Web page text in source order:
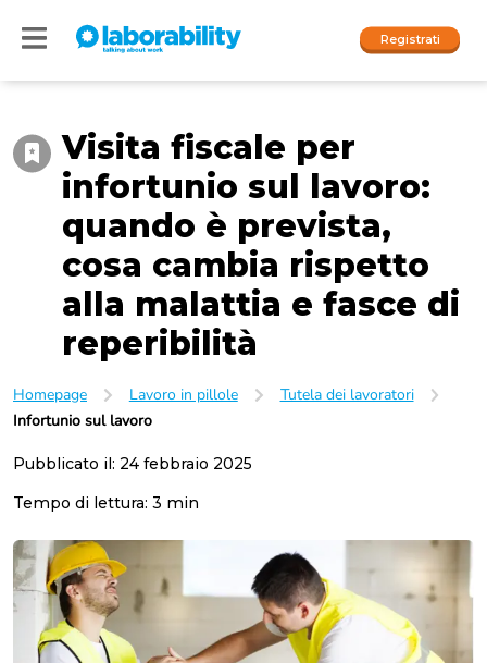
Registrati
I nostri social
Accedi
People
Company
Visita fiscale per
infortunio sul lavoro:
quando è prevista,
cosa cambia rispetto
alla malattia e fasce di
reperibilità
Homepage Lavoro in pillole
Tutela dei lavoratori
Infortunio sul lavoro
Pubblicato il: 24 febbraio 2025
Tempo di lettura: 3 min